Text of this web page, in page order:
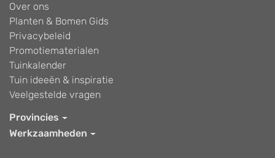
Over ons
Planten & Bomen Gids
Privacybeleid
Promotiematerialen
Tuinkalender
Tuin ideeën & inspiratie
Veelgestelde vragen
Provincies
Werkzaamheden